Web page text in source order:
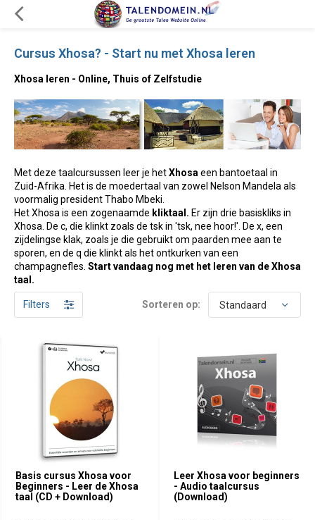
Cursus Xhosa? - Start nu met Xhosa leren
Xhosa leren - Online, Thuis of Zelfstudie
Met deze taalcursussen leer je hetXhosaeen bantoetaal in
Zuid-Afrika. Het is de moedertaal van zowel Nelson Mandela als
voormalig president Thabo Mbeki.
Het Xhosa is een zogenaamde kliktaal. Er zijn drie basiskliks in
Xhosa. De c, die klinkt zoals de tsk in 'tsk, nee hoor!'. De x, een
zijdelingse klak, zoals je die gebruikt om paarden mee aan te
sporen, en de q die klinkt als het ontkurken van een
champagnefles. Start vandaag nog met het leren van de Xhosa
taal.
Filters Sorteren op:
Basis cursus Xhosa voor
Beginners - Leer de Xhosa
taal (CD + Download)
Leer Xhosa voor beginners
- Audio taalcursus
(Download)